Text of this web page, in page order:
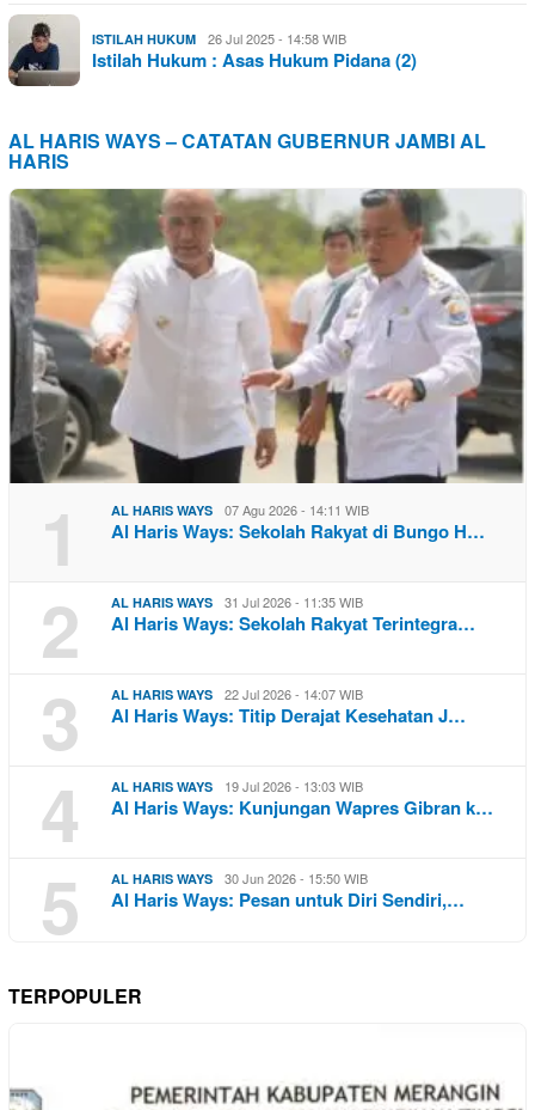
ISTILAH HUKUM 26 Jul 2025 - 14:58 WIB
Istilah Hukum : Asas Hukum Pidana (2)
AL HARIS WAYS – CATATAN GUBERNUR JAMBI AL
HARIS
1 AL HARIS WAYS 07 Agu 2026 - 14:11 WIB
Al Haris Ways: Sekolah Rakyat di Bungo H…
2 AL HARIS WAYS 31 Jul 2026 - 11:35 WIB
Al Haris Ways: Sekolah Rakyat Terintegra…
3 AL HARIS WAYS 22 Jul 2026 - 14:07 WIB
Al Haris Ways: Titip Derajat Kesehatan J…
4 AL HARIS WAYS 19 Jul 2026 - 13:03 WIB
Al Haris Ways: Kunjungan Wapres Gibran k…
5 AL HARIS WAYS 30 Jun 2026 - 15:50 WIB
Al Haris Ways: Pesan untuk Diri Sendiri,…
TERPOPULER